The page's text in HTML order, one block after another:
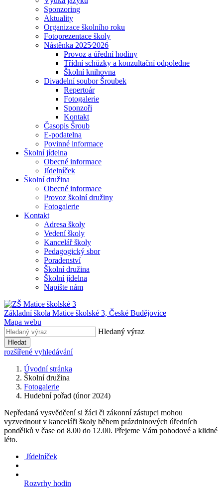
Sponzoring
Aktuality
Organizace školního roku
Fotoprezentace školy
Nástěnka 2025⁄2026
Provoz a úřední hodiny
Třídní schůzky a konzultační odpoledne
Školní knihovna
Divadelní soubor Šroubek
Repertoár
Fotogalerie
Sponzoři
Kontakt
Časopis Šroub
E-podatelna
Povinné informace
Školní jídelna
Obecné informace
Jídelníček
Školní družina
Obecné informace
Provoz školní družiny
Fotogalerie
Kontakt
Adresa školy
Vedení školy
Kancelář školy
Pedagogický sbor
Poradenství
Školní družina
Školní jídelna
Napište nám
Základní škola Matice školské 3, České Budějovice
Mapa webu
Hledaný výraz
Hledat
rozšířené vyhledávání
Úvodní stránka
Školní družina
Fotogalerie
Hudební pořad (únor 2024)
Nepředaná vysvědčení si žáci či zákonní zástupci mohou
vyzvednout v kanceláři školy během prázdninových úředních
pondělků v čase od 8.00 do 12.00. Přejeme Vám pohodové a klidné
léto.
Jídelníček
Rozvrhy hodin